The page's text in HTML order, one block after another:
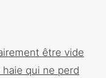
être vide
qui ne perd